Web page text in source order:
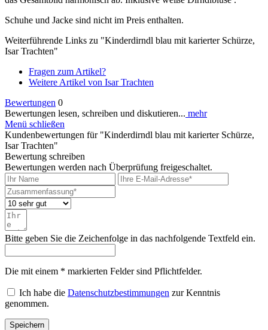
Schuhe und Jacke sind nicht im Preis enthalten.
Weiterführende Links zu "Kinderdirndl blau mit karierter Schürze,
Isar Trachten"
Fragen zum Artikel?
Weitere Artikel von Isar Trachten
Bewertungen 0
Bewertungen lesen, schreiben und diskutieren... mehr
Menü schließen
Kundenbewertungen für "Kinderdirndl blau mit karierter Schürze,
Isar Trachten"
Bewertung schreiben
Bewertungen werden nach Überprüfung freigeschaltet.
Bitte geben Sie die Zeichenfolge in das nachfolgende Textfeld ein.
Die mit einem * markierten Felder sind Pflichtfelder.
Ich habe die Datenschutzbestimmungen zur Kenntnis
genommen.
Speichern